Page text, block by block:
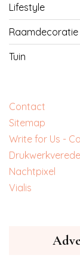
Lifestyle
Raamdecoratie
Tuin
Contact
Sitemap
Write for Us -
‎Nachtpixel
‎Vialis